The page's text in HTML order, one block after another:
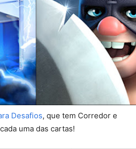
Desafios, que tem Corredor e
uma das cartas!